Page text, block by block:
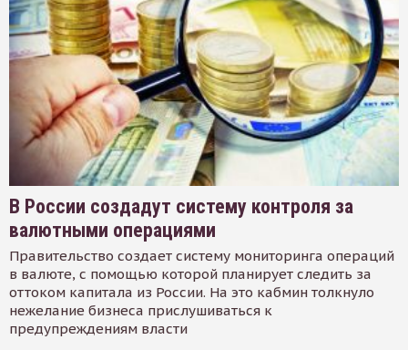
В России создадут систему контроля за
валютными операциями
Правительство создает систему мониторинга операций
в валюте, с помощью которой планирует следить за
оттоком капитала из России. На это кабмин толкнуло
нежелание бизнеса прислушиваться к
предупреждениям власти